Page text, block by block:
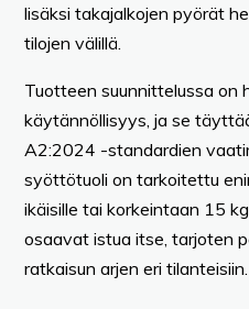
lisäksi takajalkojen pyörät
tilojen välillä.
Tuotteen suunnittelussa on
käytännöllisyys, ja se
A2:2024 -standardien
syöttötuoli on tarkoitettu
ikäisille tai korkeintaan 15
osaavat istua itse, tarjoten
ratkaisun arjen eri tilanteisiin.